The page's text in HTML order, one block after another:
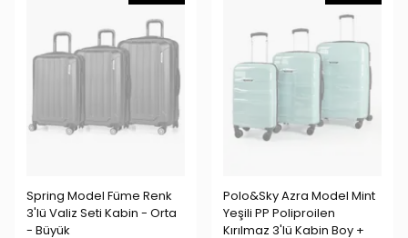
Spring Model Füme Renk
3'lü Valiz Seti Kabin - Orta
- Büyük
Polo&Sky Azra Model Mint
Yeşili PP Poliproilen
Kırılmaz 3'lü Kabin Boy +